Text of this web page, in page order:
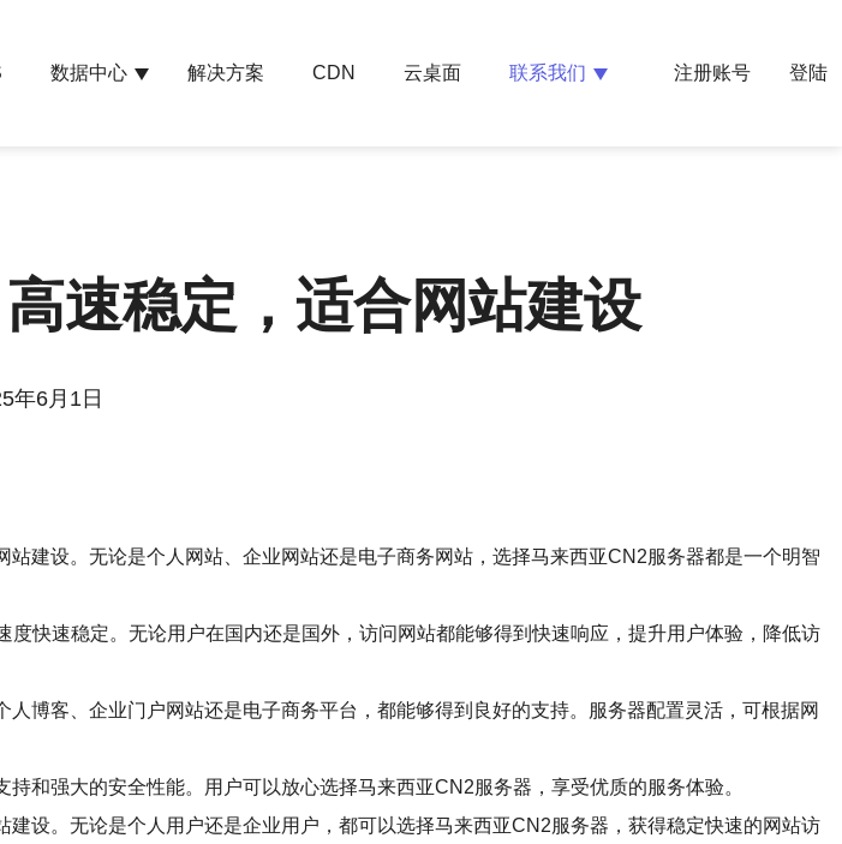
数据中心 解决方案 CDN 云桌面 联系我们 注册账号 登陆
速稳定，适合网站建设
年6月1日
建设。无论是个人网站、企业网站还是电子商务网站，选择马来西亚CN2服务器都是一个明智
快速稳定。无论用户在国内还是国外，访问网站都能够得到快速响应，提升用户体验，降低访
博客、企业门户网站还是电子商务平台，都能够得到良好的支持。服务器配置灵活，可根据网
和强大的安全性能。用户可以放心选择马来西亚CN2服务器，享受优质的服务体验。
设。无论是个人用户还是企业用户，都可以选择马来西亚CN2服务器，获得稳定快速的网站访